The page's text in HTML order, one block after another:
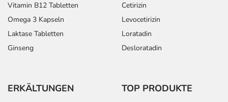
Vitamin B12 Tabletten
Omega 3 Kapseln
Laktase Tabletten
Ginseng
Cetirizin
Levocetirizin
Loratadin
Desloratadin
ERKÄLTUNGEN TOP PRODUKTE